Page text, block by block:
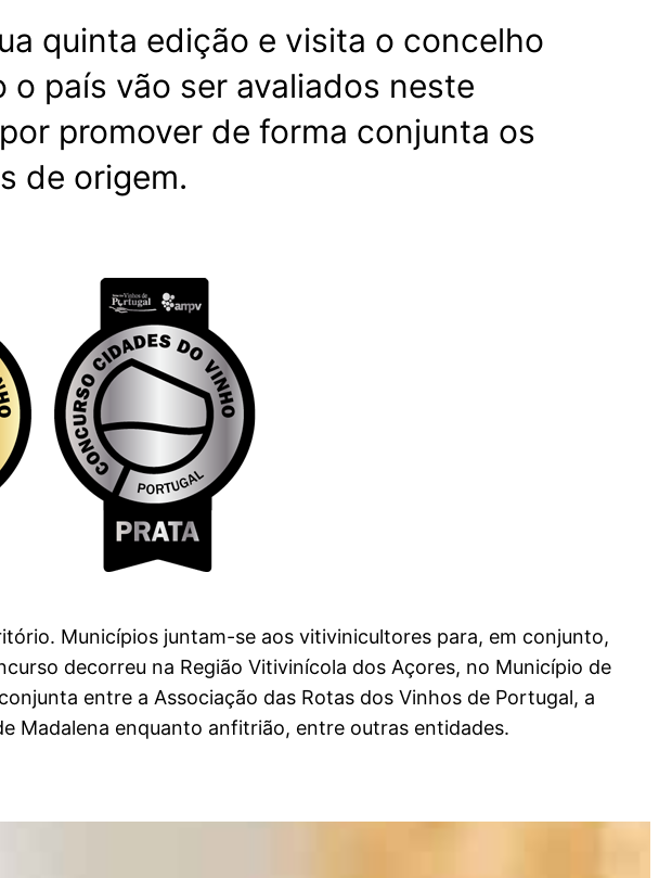
quinta edição e visita o concelho
país vão ser avaliados neste
promover de forma conjunta os
de origem.
Municípios juntam-se aos vitivinicultores para, em conjunto,
decorreu na Região Vitivinícola dos Açores, no Município de
entre a Associação das Rotas dos Vinhos de Portugal, a
Madalena enquanto anfitrião, entre outras entidades.